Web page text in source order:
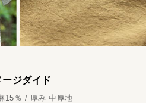
ジダイド
15％ / 厚み 中厚地